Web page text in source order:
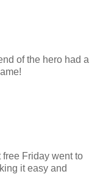
of the hero had a
free Friday went to
it easy and